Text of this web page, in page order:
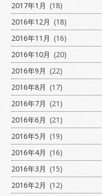
2017年1月 (18)
2016年12月 (18)
2016年11月 (16)
2016年10月 (20)
2016年9月 (22)
2016年8月 (17)
2016年7月 (21)
2016年6月 (21)
2016年5月 (19)
2016年4月 (16)
2016年3月 (15)
2016年2月 (12)